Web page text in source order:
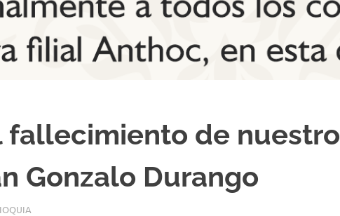
fallecimiento de nuestro
Gonzalo Durango